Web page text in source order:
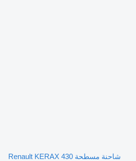
شاحنة مسطحة Renault KERAX 430